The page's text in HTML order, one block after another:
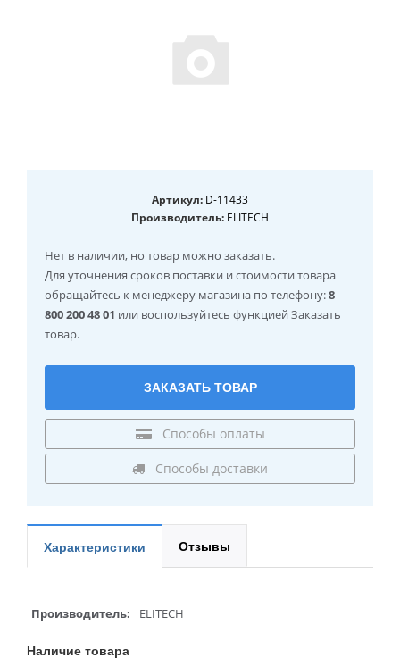
Артикул: D-11433
Производитель: ELITECH
Нет в наличии, но товар можно заказать.
Для уточнения сроков поставки и стоимости товара
обращайтесь к менеджеру магазина по телефону:8
800 200 48 01 или воспользуйтесь функцией Заказать
товар.
ЗАКАЗАТЬ ТОВАР
Способы оплаты
Способы доставки
Характеристики Отзывы
Производитель: ELITECH
Наличие товара